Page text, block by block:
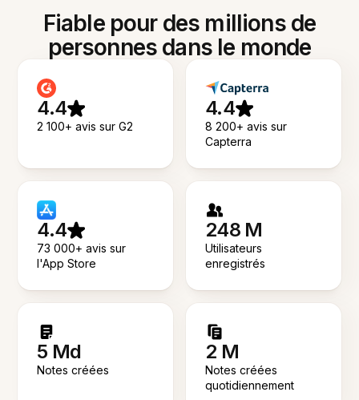
Fiable pour des millions de
personnes dans le monde
4.4
2 100+ avis sur G2
4.4
8 200+ avis sur
Capterra
4.4
73 000+ avis sur
l'App Store
248 M
Utilisateurs
enregistrés
5 Md
Notes créées
2 M
Notes créées
quotidiennement